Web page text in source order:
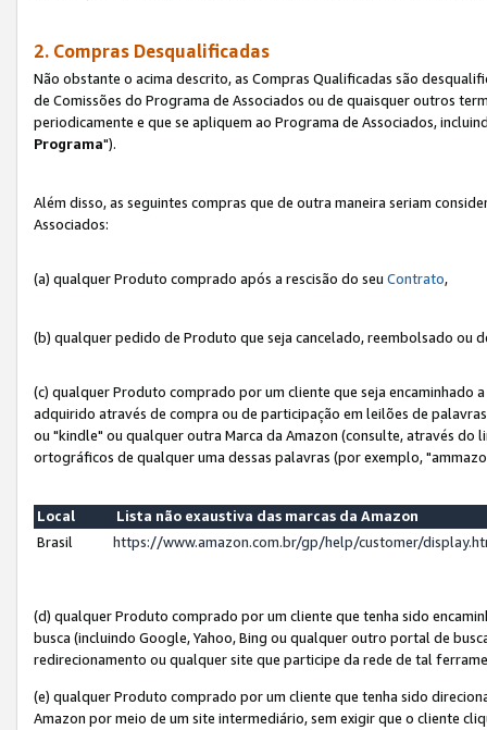
2. Compras Desqualificadas
Não obstante o acima descrito, as Compras Qualificadas são
de Comissões do Programa de Associados ou de quaisquer outros
periodicamente e que se apliquem ao Programa de Associados,
Programa").
Além disso, as seguintes compras que de outra maneira seriam
Associados:
(a) qualquer Produto comprado após a rescisão do seu Contrato,
(b) qualquer pedido de Produto que seja cancelado, reembolsado ou
(c) qualquer Produto comprado por um cliente que seja encaminhado
adquirido através de compra ou de participação em leilões de
ou "kindle" ou qualquer outra Marca da Amazon (consulte, através do
ortográficos de qualquer uma dessas palavras (por exemplo,
Local
Lista não exaustiva das marcas da Amazon
Brasil
https://www.amazon.com.br/gp/help/customer/
(d) qualquer Produto comprado por um cliente que tenha sido
busca (incluindo Google, Yahoo, Bing ou qualquer outro portal de
redirecionamento ou qualquer site que participe da rede de tal
(e) qualquer Produto comprado por um cliente que tenha sido
Amazon por meio de um site intermediário, sem exigir que o cliente